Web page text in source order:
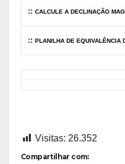
:: CALCULE A DECLINAÇÃO
:: PLANILHA DE EQUIVALÊNCIA
Visitas: 26.352
Compartilhar com: